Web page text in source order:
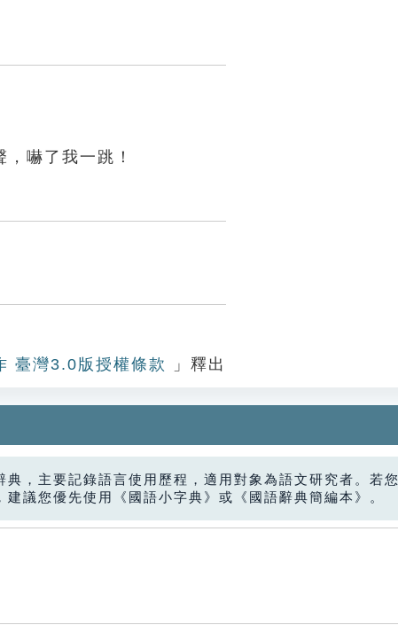
，嚇了我一跳！
臺灣3.0版授權條款 」釋出
典，主要記錄語言使用歷程，適用對象為語文研究者。若
議您優先使用《國語小字典》或《國語辭典簡編本》。